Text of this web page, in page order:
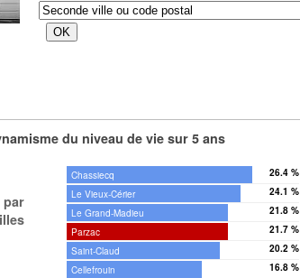
du niveau de vie sur 5 ans
par
Chassiecq 26.4 %
Le Vieux-Cérier 24.1 %
Le Grand-Madieu 21.8 %
Parzac 21.7 %
Saint-Claud 20.2 %
Cellefrouin 16.8 %